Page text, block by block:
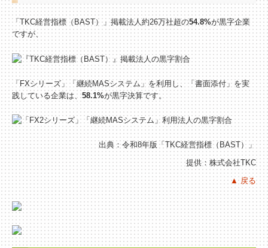
「TKC経営指標（BAST）」掲載法人約26万社超の54.8%が黒字企業
ですが、
「FXシリーズ」「継続MASシステム」を利用し、「書面添付」を実
践している企業は、58.1%が黒字決算です。
出典：令和8年版「TKC経営指標（BAST）」
提供：株式会社TKC
▲ 戻る